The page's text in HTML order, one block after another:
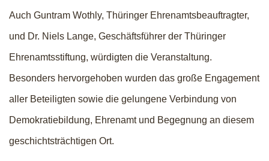
Auch Guntram Wothly, Thüringer Ehrenamtsbeauftragter,
und Dr. Niels Lange, Geschäftsführer der Thüringer
Ehrenamtsstiftung, würdigten die Veranstaltung.
Besonders hervorgehoben wurden das große Engagement
aller Beteiligten sowie die gelungene Verbindung von
Demokratiebildung, Ehrenamt und Begegnung an diesem
geschichtsträchtigen Ort.